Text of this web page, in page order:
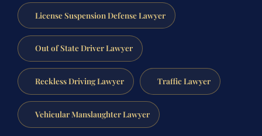
License Suspension Defense Lawyer
Out of State Driver Lawyer
Reckless Driving Lawyer Traffic Lawyer
Vehicular Manslaughter Lawyer